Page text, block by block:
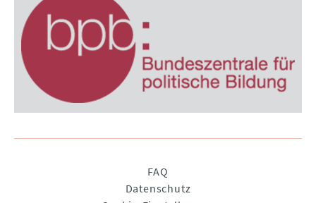
FAQ
Datenschutz